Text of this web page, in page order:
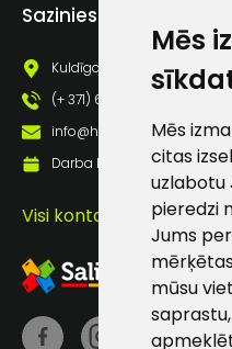
Mēs
Mēs
citas
uzlabotu
pieredzi
Jums
mūsu
Sazinies ar mums
Kuldīgas iela 69a, Saldus,
(+ 371) 63 881 186
info@hards.lv
Darba laiks: Darbadienās:
Visi kontakti